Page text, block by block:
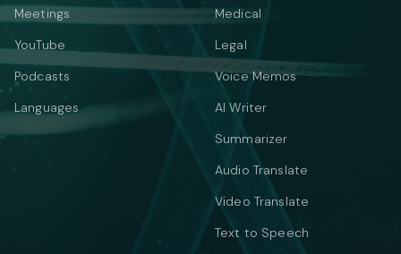
Meetings
YouTube
Podcasts
Languages
Medical
Legal
Voice Memos
AI Writer
Summarizer
Audio Translate
Video Translate
Text to Speech